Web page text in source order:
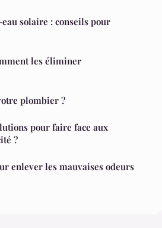
solaire : conseils pour
les éliminer
plombier ?
pour faire face aux
?
enlever les mauvaises odeurs